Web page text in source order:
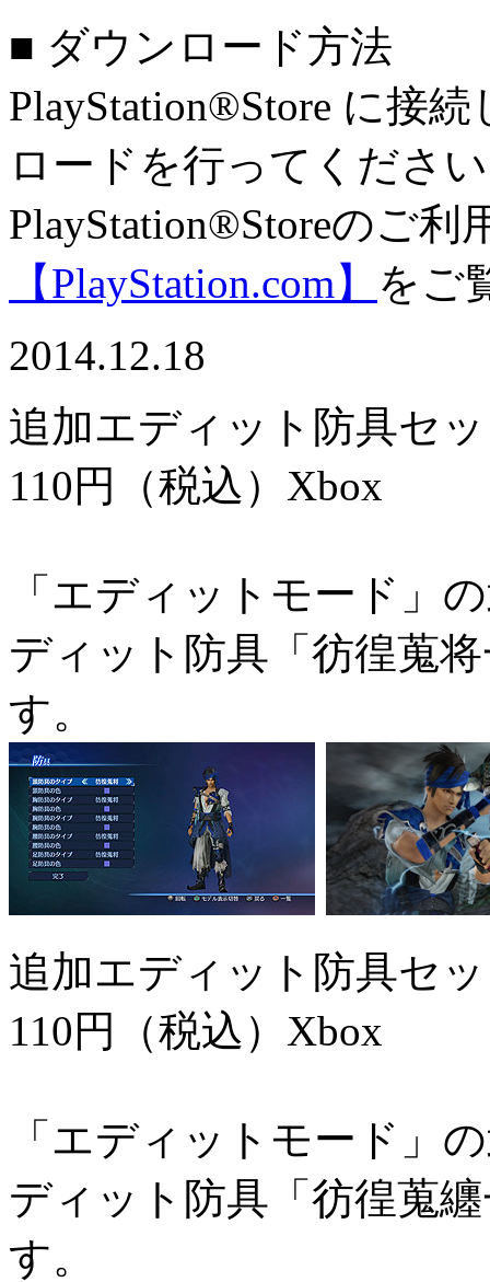
■ ダウンロード方法
PlayStation®Store に接
ロードを行ってくださ
PlayStation®Storeのご利
【PlayStation.com】 をご
2014.12.18
追加エディット防具セ
110円（税込） Xbox
「エディットモード」
ディット防具「彷徨蒐
す。
追加エディット防具セ
110円（税込） Xbox
「エディットモード」
ディット防具「彷徨蒐
す。